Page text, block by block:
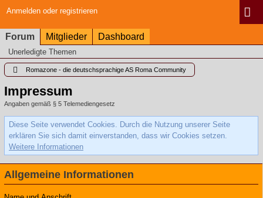
Anmelden oder registrieren
Forum Mitglieder Dashboard
Unerledigte Themen
Romazone - die deutschsprachige AS Roma Community
Impressum
Angaben gemäß § 5 Telemediengesetz
Diese Seite verwendet Cookies. Durch die Nutzung unserer Seite
erklären Sie sich damit einverstanden, dass wir Cookies setzen.
Weitere Informationen
Allgemeine Informationen